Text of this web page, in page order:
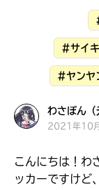
#サイ
#ヤンヤ
わさぽん
2021年10
こんにちは！わ
ッカーですけど